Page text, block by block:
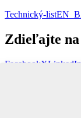
Technický-
Zdieľajte na
FacebookXLinkedIn
Naše